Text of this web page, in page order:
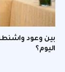
بين وعود
اليوم؟